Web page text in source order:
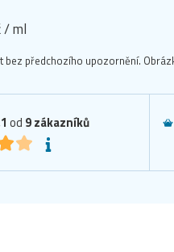
/ ml
bez předchozího upozornění.
od 9zákazníků